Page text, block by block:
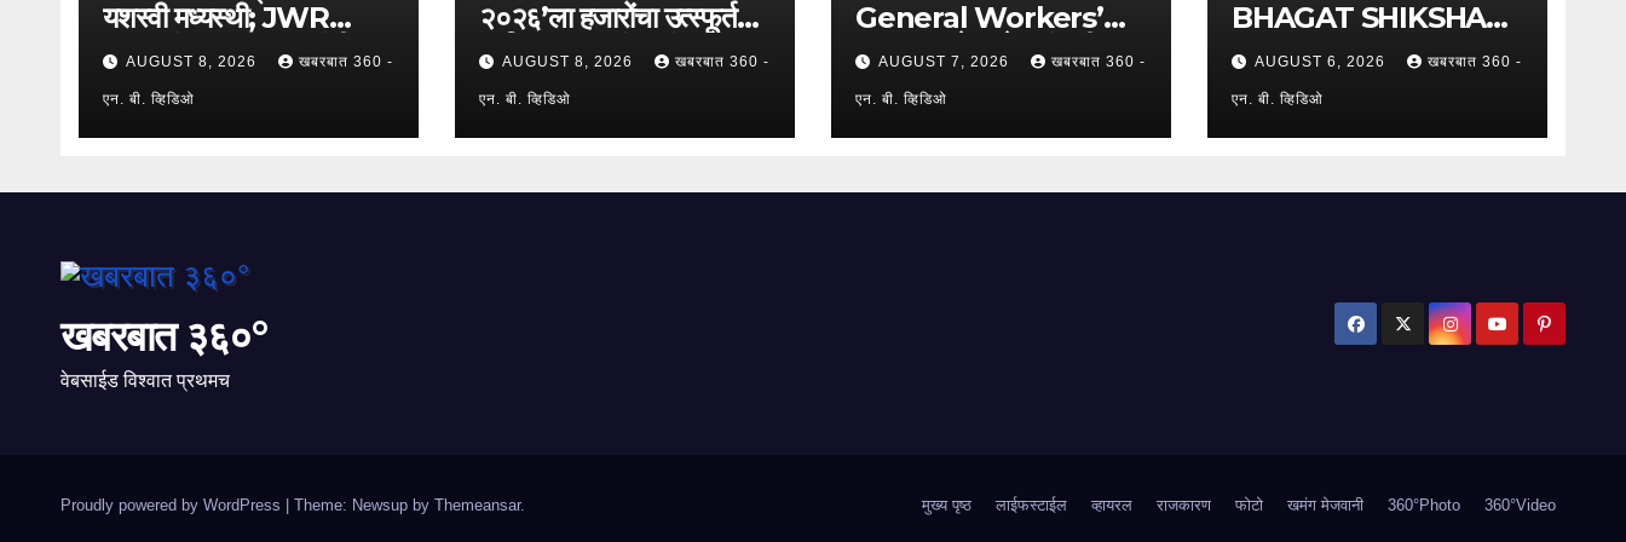
यशस्वी मध्यस्थी; JWR
कामगारांना ३००० रुपयांची
पगारवाढ
AUGUST 8, 2026 खबरबात 360 -
एन. बी. व्हिडिओ
२०२६’ला हजारोंचा उत्स्फूर्त
प्रतिसाद; ६४ कंपन्यांचा
सहभाग; २५०२ उमेदवारांनी
घेतला लाभ !
AUGUST 8, 2026 खबरबात 360 -
एन. बी. व्हिडिओ
General Workers’
Union: मे. अमेया कंपनीच्या
कामगारांना दिलासा; कामगार
नेते महेंद्र घरत यांच्या नेतृत्वात
७,२०० रुपयांची ऐतिहासिक
AUGUST 7, 2026 खबरबात 360 -
एन. बी. व्हिडिओ
BHAGAT SHIKSHAN
PRASARAK
SANSTHA: जेबीएसपी
संस्थेचे मुख्य प्रशासकीय
कार्यालय आणि अत्याधुनिक मूट
AUGUST 6, 2026 खबरबात 360 -
एन. बी. व्हिडिओ
खबरबात ३६०°
वेबसाईड विश्वात प्रथमच
Proudly powered by WordPress | Theme: Newsup by Themeansar. मुख्य पृष्ठ लाईफस्टाईल व्हायरल राजकारण फोटो खमंग मेजवानी 360°Photo 360°Video